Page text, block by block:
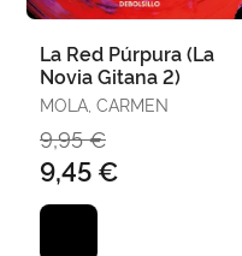
La Red Púrpura (La
Novia Gitana 2)
MOLA, CARMEN
9,95 €
9,45 €